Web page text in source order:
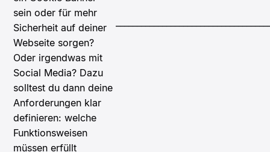
sein oder für mehr
Sicherheit auf deiner
Webseite sorgen?
Oder irgendwas mit
Social Media? Dazu
solltest du dann deine
Anforderungen klar
definieren: welche
Funktionsweisen
müssen erfüllt